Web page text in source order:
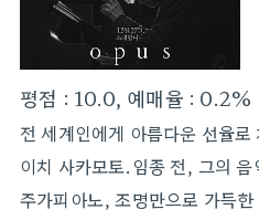
평점 : 10.0, 예매율 : 0.2%
전 세계인에게 아름다운 선율
이치 사카모토.임종 전, 그의
주가피아노, 조명만으로 가득